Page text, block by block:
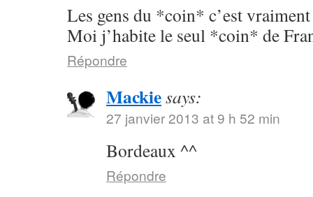
Les gens du *coin* c’est
Moi j’habite le seul *coin* de
Répondre
Mackiesays:
27 janvier 2013 at 9 h 52 min
Bordeaux ^^
Répondre